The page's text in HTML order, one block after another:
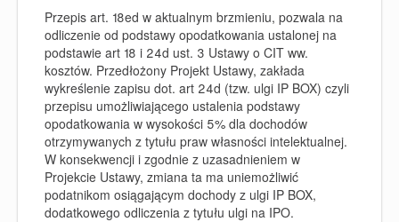
Przepis art. 18ed w aktualnym brzmieniu, pozwala na
odliczenie od podstawy opodatkowania ustalonej na
podstawie art 18 i 24d ust. 3 Ustawy o CIT ww.
kosztów. Przedłożony Projekt Ustawy, zakłada
wykreślenie zapisu dot. art 24d (tzw. ulgi IP BOX) czyli
przepisu umożliwiającego ustalenia podstawy
opodatkowania w wysokości 5% dla dochodów
otrzymywanych z tytułu praw własności intelektualnej.
W konsekwencji i zgodnie z uzasadnieniem w
Projekcie Ustawy, zmiana ta ma uniemożliwić
podatnikom osiągającym dochody z ulgi IP BOX,
dodatkowego odliczenia z tytułu ulgi na IPO.